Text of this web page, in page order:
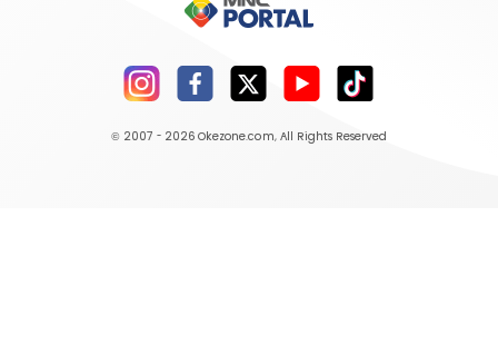
© 2007 - 2026 Okezone.com, All Rights Reserved